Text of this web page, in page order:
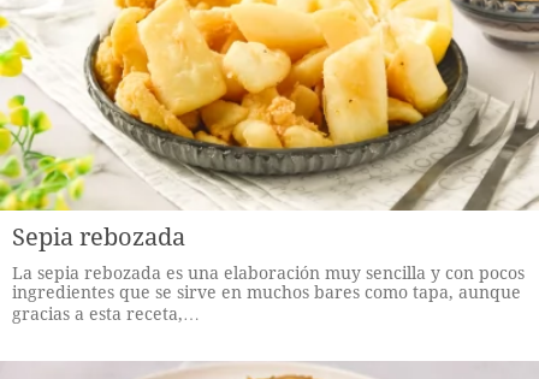
Sepia rebozada
La sepia rebozada es una elaboración muy sencilla y con pocos
ingredientes que se sirve en muchos bares como tapa, aunque
gracias a esta receta,…